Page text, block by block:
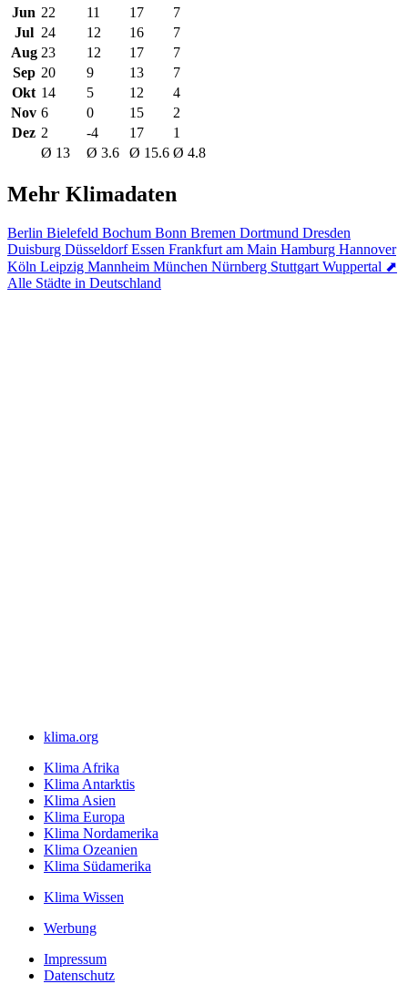
Jun 22 11 17
7
Jul 24 12 16
7
Aug 23 12 17
7
Sep 20 9 13
7
Okt 14 5 12
4
Nov 6 0 15
2
Dez 2 -4 17
1
Ø 13
Ø 3.6 Ø 15.6 Ø 4.8
Mehr Klimadaten
Berlin Bielefeld Bochum Bonn Bremen Dortmund Dresden
Duisburg DüsseldorfEssen Frankfurt am Main Hamburg Hannover
Köln Leipzig Mannheim München Nürnberg Stuttgart Wuppertal ⬈
Alle Städte in Deutschland
klima.org
Klima Afrika
Klima Antarktis
Klima Asien
Klima Europa
Klima Nordamerika
Klima Ozeanien
Klima Südamerika
Klima Wissen
Werbung
Impressum
Datenschutz